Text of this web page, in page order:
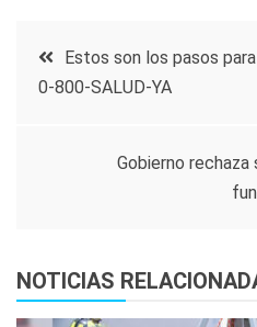
Navegación
entradas
Estos son los pasos
0-800-SALUD-YA
Gobierno
NOTICIAS